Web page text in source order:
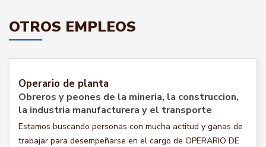
OTROS EMPLEOS
Operario de planta
Obreros y peones de la mineria, la construccion,
la industria manufacturera y el transporte
Estamos buscando personas con mucha actitud y ganas de
trabajar para desempeñarse en el cargo de OPERARIO DE